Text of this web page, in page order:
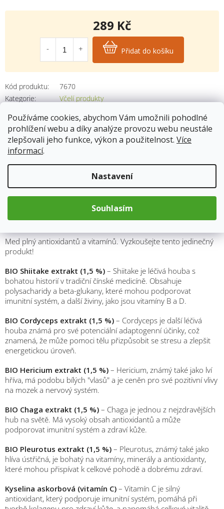
Používáme cookies, abychom Vám umožnili pohodlné
prohlížení webu a díky analýze provozu webu neustále
zlepšovali jeho funkce, výkon a použitelnost. Více
informací.
Nastavení
Souhlasím
Kód produktu:
7670
Kategorie:
Včelí produkty
289 Kč
Měrná
cena:
Přidat do košíku
Popis
Med s houbami je unikátní produkt, který kombinuje
výhody našeho unikátního včelího medu z Bílých Karpat s
jsou známé pro své účinky na imunitní systém, nervovou
soustavu, trávení a celkovou vitalitu.
Med plný antioxidantů a vitamínů. Vyzkoušejte tento jedinečný
produkt!
BIO Shiitake extrakt (1,5 %) – Shiitake je léčivá houba s
bohatou historií v tradiční čínské medicíně. Obsahuje
polysacharidy a beta-glukany, které mohou podporovat
imunitní systém, a další živiny, jako jsou vitamíny B a D.
BIO Cordyceps extrakt (1,5 %) – Cordyceps je další léčivá
houba známá pro své potenciální adaptogenní účinky, což
znamená, že může pomoci tělu přizpůsobit se stresu a zlepšit
energetickou úroveň.
BIO Hericium extrakt (1,5 %) – Hericium, známý také jako lví
hříva, má podobu bílých "vlasů" a je ceněn pro své pozitivní vlivy
na mozek a nervový systém.
BIO Chaga extrakt (1,5 %) – Chaga je jednou z nejzdravějších
hub na světě. Má vysoký obsah antioxidantů a může
podporovat imunitní systém a zdraví kůže.
BIO Pleurotus extrakt (1,5 %) – Pleurotus, známý také jako
hlíva ústřičná, je bohatý na vitamíny, minerály a antioxidanty,
které mohou přispívat k celkové pohodě a dobrému zdraví.
Kyselina askorbová (vitamín C) – Vitamín C je silný
antioxidant, který podporuje imunitní systém, pomáhá při